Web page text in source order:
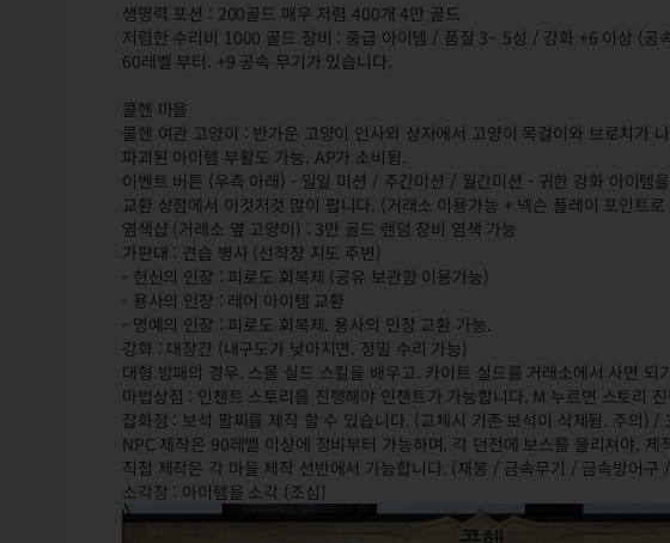
생명력 포션 : 200골드 매우 저렴 400개 4만 골드
저렴한 수리비 1000 골드 장비 : 중급 아이템 / 품질 3~ 5성 / 강화 +6 이상 (공
60레벨 부터. +9 공속 무기가 있습니다.
콜헨 마을
콜헨 여관 고양이 : 반가운 고양이 인사와 상자에서 고양이 목걸이와 브로치가
파괴된 아이템 부활도 가능. AP가 소비됨.
이벤트 버튼 (우측 아래) - 일일 미션 / 주간미션 / 월간미션 - 귀한 강화 아이템
교환 상점에서 이것저것 많이 팝니다. (거래소 이용가능 + 넥슨 플레이 포인트
염색샵 (거래소 옆 고양이) : 3만 골드 랜덤 장비 염색 가능
가판대 : 견습 병사 (선착장 지도 주변)
- 헌신의 인장 : 피로도 회복제 (공유 보관함 이용가능)
- 용사의 인장 : 레어 아이템 교환
- 명예의 인장 : 피로도 회복제. 용사의 인장 교환 가능.
강화 : 대장간 (내구도가 낮아지면. 정밀 수리 가능)
대형 방패의 경우. 스몰 실드 스킬을 배우고. 카이트 실드를 거래소에서 사면 되
마법상점 : 인챈트 스토리를 진행해야 인챈트가 가능합니다. M 누르면 스토리
잡화점 : 보석 팔찌를 제작 할 수 있습니다. (교체시 기존 보석이 삭제됨. 주의) /
NPC 제작은 90레벨 이상에 장비부터 가능하며. 각 던전에 보스를 물리쳐야. 제
직접 제작은 각 마을 제작 선반에서 가능합니다. (재봉 / 금속무기 / 금속방어구
소각장 : 아이템을 소각 (조심)